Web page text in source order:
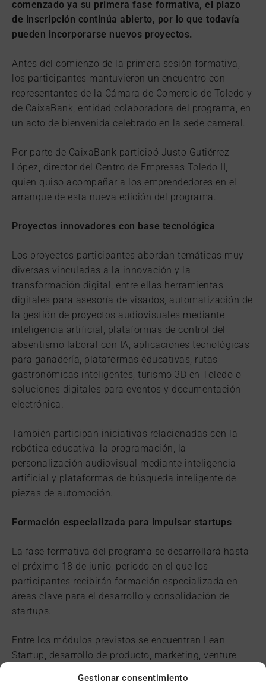
Gestionar consentimiento
comenzado ya su primera fase formativa, el plazo
de inscripción continúa abierto, por lo que todavía
pueden incorporarse nuevos proyectos.
Antes del comienzo de la primera sesión formativa,
los participantes mantuvieron un encuentro con
representantes de la Cámara de Comercio de Toledo y
de CaixaBank, entidad colaboradora del programa, en
un acto de bienvenida celebrado en la sede cameral.
Por parte de CaixaBank participó Justo Gutiérrez
López, director del Centro de Empresas Toledo II,
quien quiso acompañar a los emprendedores en el
arranque de esta nueva edición del programa.
Proyectos innovadores con base tecnológica
Los proyectos participantes abordan temáticas muy
diversas vinculadas a la innovación y la
transformación digital, entre ellas herramientas
digitales para asesoría de visados, automatización de
la gestión de proyectos audiovisuales mediante
inteligencia artificial, plataformas de control del
absentismo laboral con IA, aplicaciones tecnológicas
para ganadería, plataformas educativas, rutas
gastronómicas inteligentes, turismo 3D en Toledo o
soluciones digitales para eventos y documentación
electrónica.
También participan iniciativas relacionadas con la
robótica educativa, la programación, la
personalización audiovisual mediante inteligencia
artificial y plataformas de búsqueda inteligente de
piezas de automoción.
Formación especializada para impulsar startups
La fase formativa del programa se desarrollará hasta
el próximo 18 de junio, periodo en el que los
participantes recibirán formación especializada en
áreas clave para el desarrollo y consolidación de
startups.
Entre los módulos previstos se encuentran Lean
Startup, desarrollo de producto, marketing, venture